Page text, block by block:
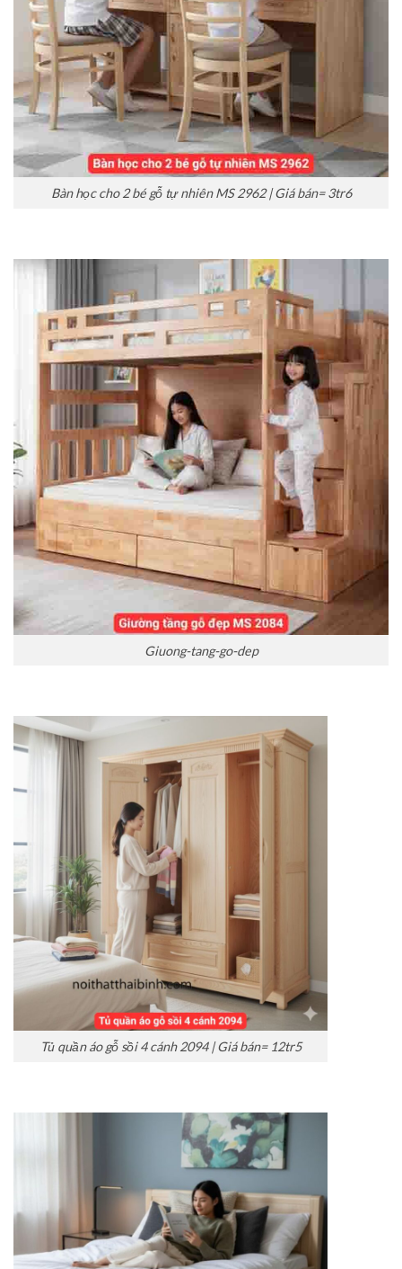
Bàn học cho 2 bé gỗ tự nhiên MS 2962 | Giá bán= 3tr6
Giuong-tang-go-dep
Tủ quần áo gỗ sồi 4 cánh 2094 | Giá bán= 12tr5